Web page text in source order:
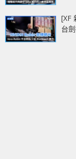
[XF
台